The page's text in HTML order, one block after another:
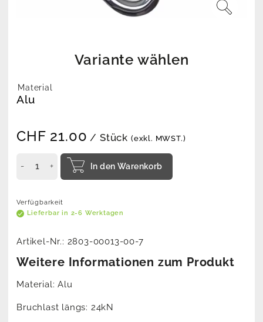
Variante wählen
Material
Alu
CHF 21.00 / Stück (exkl. MWST.)
In den Warenkorb
Verfügbarkeit
Lieferbar in 2-6 Werktagen
Artikel-Nr.: 2803-00013-00-7
Weitere Informationen zum Produkt
Material: Alu
Bruchlast längs: 24kN